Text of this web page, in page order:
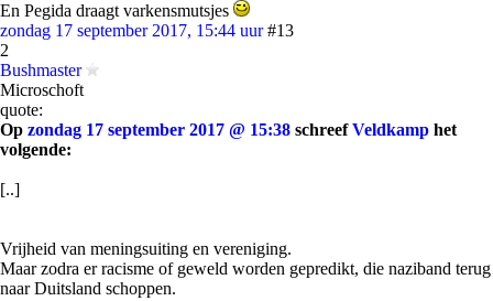
En Pegida draagt varkensmutsjes
zondag 17 september 2017, 15:44 uur #13
2
Bushmaster
Microschoft
quote:
Op zondag 17 september 2017 @ 15:38 schreefVeldkamp het
volgende:
[..]
Vrijheid van meningsuiting en vereniging.
Maar zodra er racisme of geweld worden gepredikt, die naziband terug
naar Duitsland schoppen.